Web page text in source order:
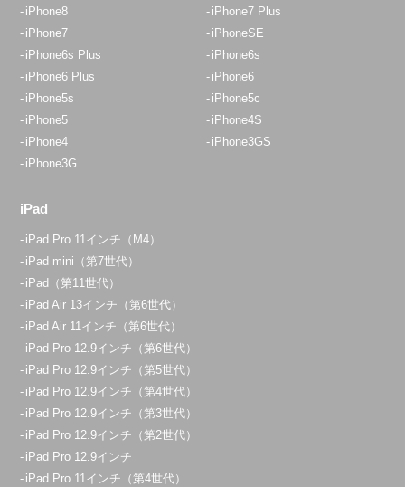
iPhone8
iPhone7 Plus
iPhone7
iPhoneSE
iPhone6s Plus
iPhone6s
iPhone6 Plus
iPhone6
iPhone5s
iPhone5c
iPhone5
iPhone4S
iPhone4
iPhone3GS
iPhone3G
iPad
iPad Pro 11インチ（M4）
iPad mini（第7世代）
iPad（第11世代）
iPad Air 13インチ（第6世代）
iPad Air 11インチ（第6世代）
iPad Pro 12.9インチ（第6世代）
iPad Pro 12.9インチ（第5世代）
iPad Pro 12.9インチ（第4世代）
iPad Pro 12.9インチ（第3世代）
iPad Pro 12.9インチ（第2世代）
iPad Pro 12.9インチ
iPad Pro 11インチ（第4世代）